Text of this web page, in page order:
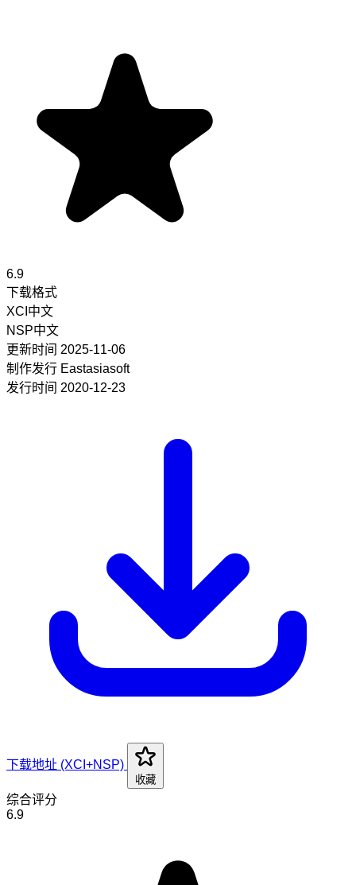
6.9
下载格式
XCI 中文
NSP中文
更新时间 2025-11-06
制作发行 Eastasiasoft
发行时间 2020-12-23
下载地址 (XCI+NSP)
收藏
综合评分
6.9